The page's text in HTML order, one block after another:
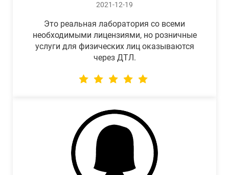
2021-12-19
Это реальная лаборатория со всеми
необходимыми лицензиями, но розничные
услуги для физических лиц оказываются
через ДТЛ.